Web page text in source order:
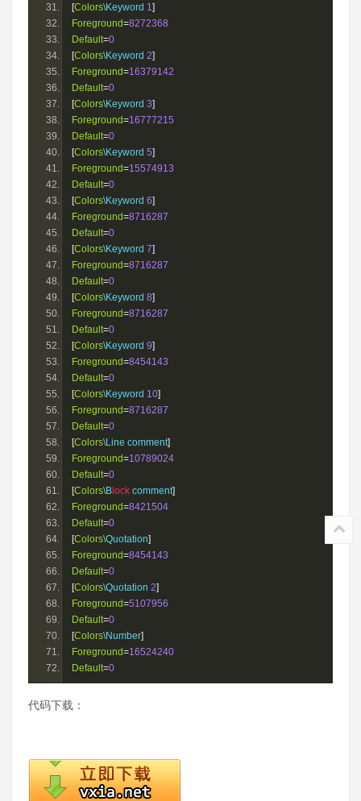
[Colors\Keyword 1 ]
Foreground=8272368
Default=0
[Colors\Keyword 2]
Foreground=16379142
Default=0
[Colors\Keyword 3]
Foreground=16777215
Default=0
[Colors\Keyword 5]
Foreground=15574913
Default=0
[Colors\Keyword 6]
Foreground=8716287
Default=0
[Colors\Keyword 7]
Foreground=8716287
Default=0
[Colors\Keyword 8]
Foreground=8716287
Default=0
[Colors\Keyword 9]
Foreground=8454143
Default=0
[Colors\Keyword 10]
Foreground=8716287
Default=0
[Colors\Line comment]
Foreground=10789024
Default=0
[Colors\Block comment]
Foreground=8421504
Default=0
[Colors\Quotation]
Foreground=8454143
Default=0
[Colors\Quotation 2]
Foreground=5107956
Default=0
[Colors\Number]
Foreground=16524240
Default=0
代码下载：